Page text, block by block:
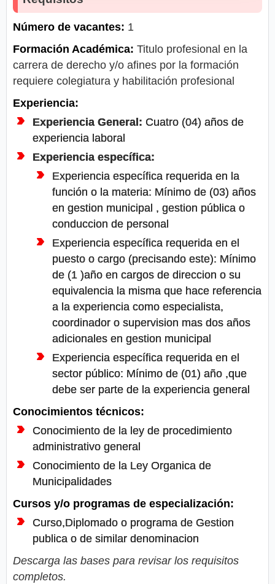
Número de vacantes: 1
Formación Académica: Titulo profesional en la
carrera de derecho y/o afines por la formación
requiere colegiatura y habilitación profesional
Experiencia:
Experiencia General: Cuatro (04) años de
experiencia laboral
Experiencia específica:
Experiencia específica requerida en la
función o la materia: Mínimo de (03) años
en gestion municipal , gestion pública o
conduccion de personal
Experiencia específica requerida en el
puesto o cargo (precisando este): Mínimo
de (1 )año en cargos de direccion o su
equivalencia la misma que hace referencia
a la experiencia como especialista,
coordinador o supervision mas dos años
adicionales en gestion municipal
Experiencia específica requerida en el
sector público: Mínimo de (01) año ,que
debe ser parte de la experiencia general
Conocimientos técnicos:
Conocimiento de la ley de procedimiento
administrativo general
Conocimiento de la Ley Organica de
Municipalidades
Cursos y/o programas de especialización:
Curso,Diplomado o programa de Gestion
publica o de similar denominacion
Descarga las bases para revisar los requisitos
completos.